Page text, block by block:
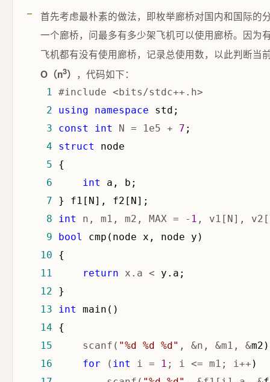
首先考虑最朴素的做法，即枚举廊桥对国内和国际的
一个廊桥，问最多有多少架飞机可以使用廊桥。因为
飞机都有没有使用廊桥，记录总使用数，以此判断
O（n3） ，代码如下：
1
2
using namespace
3
const int N = 1e5 + 7
4
struct
5
6
int
7
8
int n, m1, m2, MAX = - 1 , v1[N],
9
bool
10
11
return x.a <
12
13
int
14
15
     scanf(
"%d %d %d " , &n, &m1, &
16
for ( int i = 1 ; i <= m1; i++